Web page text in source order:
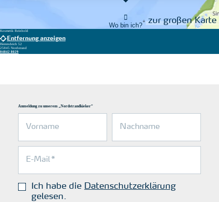
Wo bin ich? zur großen Karte
Kosmetik Reinhold
Entfernung anzeigen
Herrendeich 52
25845 Nordstrand
04842 8029
Anmeldung zu unserem „Nordstrandkieker“
Ich habe die Datenschutzerklärung
gelesen.